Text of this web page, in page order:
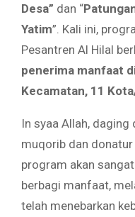
Desa” dan “
Yatim”. Kali ini,
Pesantren Al Hilal
penerima manfaat
Kecamatan, 11
In syaa Allah,
muqorib dan
program akan
berbagi manfaat,
telah menebarkan